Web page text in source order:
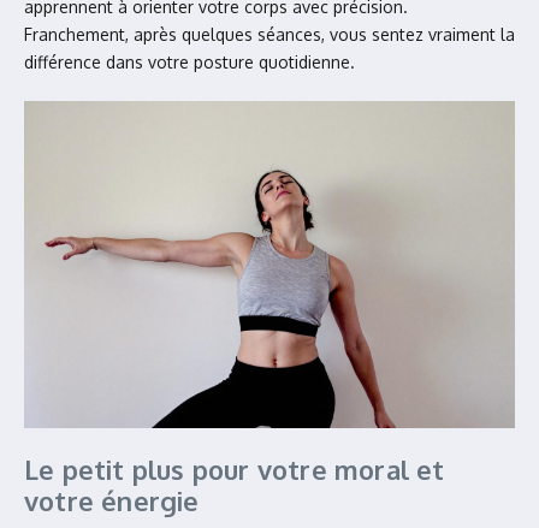
apprennent à orienter votre corps avec précision.
Franchement, après quelques séances, vous sentez vraiment la
différence dans votre posture quotidienne.
Le petit plus pour votre moral et
votre énergie